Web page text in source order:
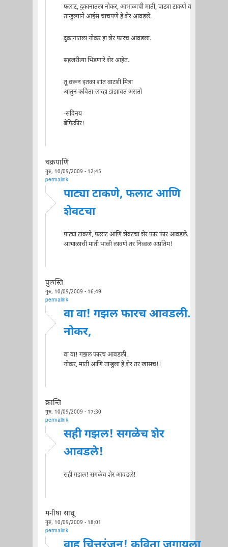
फलाट, दुकानातला नोकर, आभाळाची माती, पाट्या टाकणे व
तान्हुल्याने आईस चाचपणे हे शेर आवडले.
दुकानातला नोकर हा शेर फारच आवडला.
सहजरीत्या भिडणारे शेर आहेत.
तू वरून इतका शांत वाटशी मित्रा
आतुन कविता-लाव्हा झंझावत असतो
-सविनय
बेफिकीर!
चक्रपाणि
गुरु, 10/09/2009 - 12:45
permalink
पाट्या टाकणे, फलाट आणि
शेवटचा
पाट्या टाकणे, फलाट आणि शेवटचा शेर फार फार आवडले.
आभाळाची माती भाळी लावणे तर निव्वळ अप्रतिम!
पुलस्ति
गुरु, 10/09/2009 - 16:49
permalink
वा वा! गझल फारच आवडली.
नोकर,
वा वा! गझल फारच आवडली.
नोकर, माती आणि तान्हुला हे शेर तर खासच!!
क्रान्ति
गुरु, 10/09/2009 - 17:30
permalink
सही गझल! सगळेच शेर
आवडले!
सही गझल! सगळेच शेर आवडले!
मनीषा साधू
गुरु, 10/09/2009 - 18:01
permalink